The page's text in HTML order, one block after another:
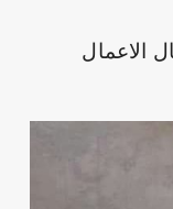
الاعمال